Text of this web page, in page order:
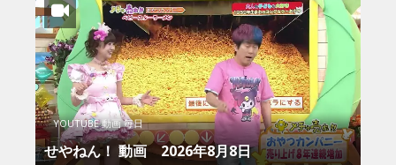
YOUTUBE 動画 毎日
せやねん！ 動画 2026年8月8日